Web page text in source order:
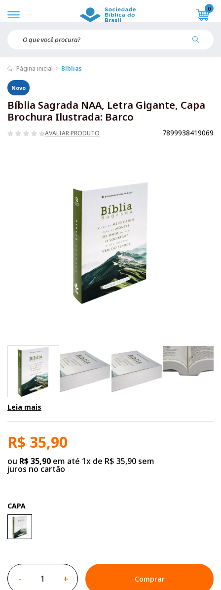
0
Página inicial Bíblias
Novo
Bíblia Sagrada NAA, Letra Gigante, Capa
Brochura Ilustrada: Barco
AVALIAR PRODUTO 7899938419069
Leia mais
R$ 35,90
ou R$ 35,90 em até 1x de R$ 35,90 sem
juros no cartão
CAPA
- + Comprar